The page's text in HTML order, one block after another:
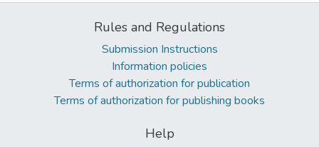
Rules and Regulations
Submission Instructions
Information policies
Terms of authorization for publication
Terms of authorization for publishing books
Help